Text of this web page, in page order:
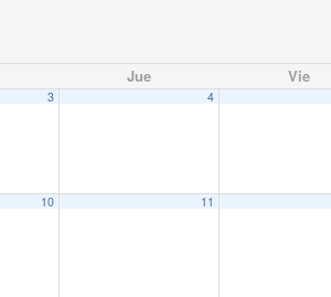
Jue Vie
3 4
10 11